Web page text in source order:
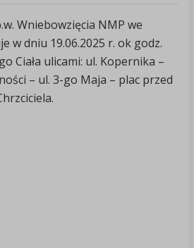
Wniebowzięcia NMP we
w dniu 19.06.2025 r. ok godz.
Ciała ulicami: ul. Kopernika –
– ul. 3-go Maja – plac przed